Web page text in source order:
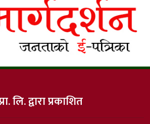
लि. द्वारा प्रकाशित